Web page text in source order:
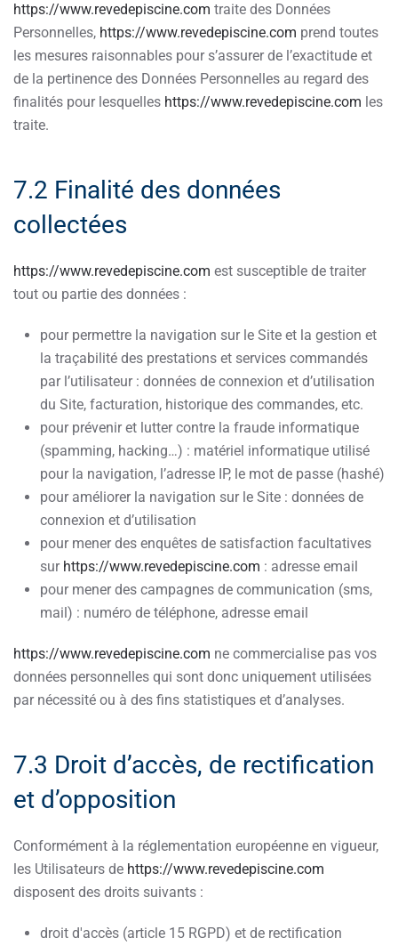
https://www.revedepiscine.com traite des Données
Personnelles, https://www.revedepiscine.com prend toutes
les mesures raisonnables pour s’assurer de l’exactitude et
de la pertinence des Données Personnelles au regard des
finalités pour lesquelles https://www.revedepiscine.com les
traite.
7.2 Finalité des données
collectées
https://www.revedepiscine.com est susceptible de traiter
tout ou partie des données :
pour permettre la navigation sur le Site et la gestion et
la traçabilité des prestations et services commandés
par l’utilisateur : données de connexion et d’utilisation
du Site, facturation, historique des commandes, etc.
pour prévenir et lutter contre la fraude informatique
(spamming, hacking…) : matériel informatique utilisé
pour la navigation, l’adresse IP, le mot de passe (hashé)
pour améliorer la navigation sur le Site : données de
connexion et d’utilisation
pour mener des enquêtes de satisfaction facultatives
sur https://www.revedepiscine.com : adresse email
pour mener des campagnes de communication (sms,
mail) : numéro de téléphone, adresse email
https://www.revedepiscine.com ne commercialise pas vos
données personnelles qui sont donc uniquement utilisées
par nécessité ou à des fins statistiques et d’analyses.
7.3 Droit d’accès, de rectification
et d’opposition
Conformément à la réglementation européenne en vigueur,
les Utilisateurs de https://www.revedepiscine.com
disposent des droits suivants :
droit d'accès (article 15 RGPD) et de rectification